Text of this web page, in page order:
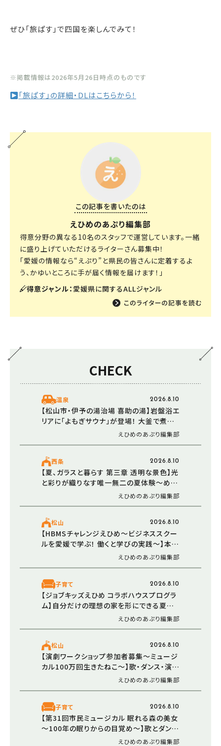
ぜひ「旅ぱす」で四国を楽しんでみて！
※掲載情報は2026年5月26日時点のものです
「旅ぱす」の詳細・DLはこちらから！
この記事を書いたのは
えひめのあぷり編集部
得意分野の異なる10名のスタッフで運営しています。一緒
に盛り上げていただけるライターさん募集中！
「愛媛の情報なら“えぷり”と県民の皆さんに定着するよ
う、かゆいところに手が届く情報を届けます！」
得意ジャンル： 愛媛県に関するALLジャンル
CHECK
温泉 2026.8.10
【松山市・伊予の湯治場 喜助の湯】岩盤浴エ
リアに「よもぎサウナ」が登場！ 大釜で煮出
すよもぎの蒸気を全身で浴びる新体験
えひめのあぷり編集部
西条 2026.8.10
【夏、ガラスと暮らす 第三章 透明な景色】光
と彩りが織りなす唯一無二の夏体験〜めく
るめくガラスアートの世界へご招待（愛媛/
えひめのあぷり編集部
松山 2026.8.10
【HBMSチャレンジえひめ〜ビジネススクー
ルを愛媛で学ぶ！ 働くと学びの実践〜】本気
で変わりたい社会人と学生のためのビジネ
えひめのあぷり編集部
子育て 2026.8.10
【ジョブキッズえひめ コラボハウスプログラ
ム】自分だけの理想の家を形にできる夏休
み限定イベント（愛媛/松山市）えひめのあぷり編集部
松山 2026.8.10
【演劇ワークショップ参加者募集～ミュージ
カル100万回生きたねこ～】歌・ダンス・演技
で一つの舞台を創り上げよう（愛媛/松山
えひめのあぷり編集部
子育て 2026.8.10
【第31回市民ミュージカル 眠れる森の美女
～100年の眠りからの目覚め～】歌とダンス
で描くオリジナル作品を上演（愛媛/松山市）
えひめのあぷり編集部